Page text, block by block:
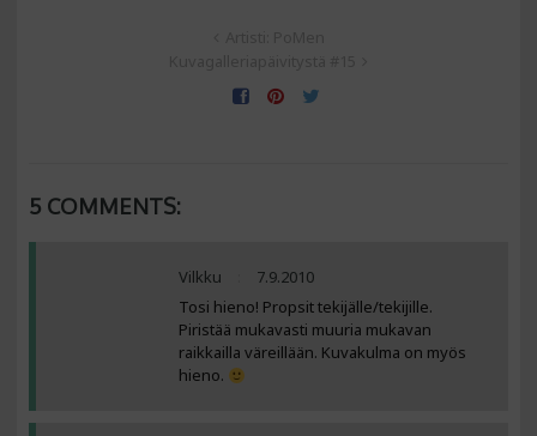
5 COMMENTS:
Vilkku
7.9.2010
Tosi hieno! Propsit tekijälle/tekijille.
Piristää mukavasti muuria mukavan
raikkailla väreillään. Kuvakulma on myös
hieno.